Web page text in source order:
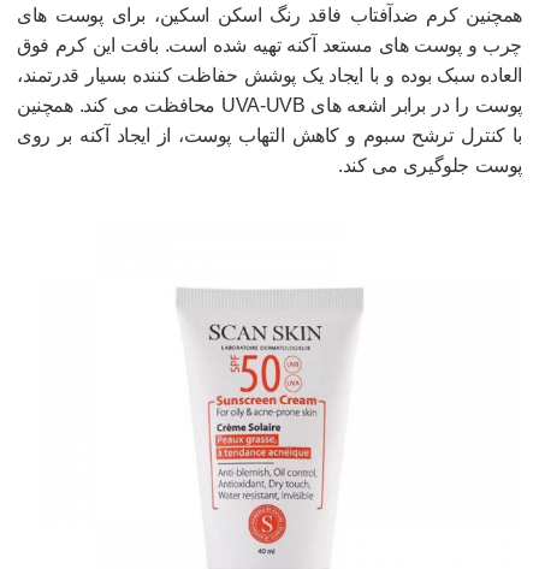
کرم ضدآفتاب فاقد رنگ اسکن اسکین، برای پوست های
و پوست های مستعد آکنه تهیه شده است. بافت این کرم فوق
سبک بوده و با ایجاد یک پوشش حفاظت کننده بسیار قدرتمند،
پوست را در برابر اشعه های UVA-UVB محافظت می کند. همچنین
کنترل ترشح سبوم و کاهش التهاب پوست، از ایجاد آکنه بر روی
جلوگیری می کند.